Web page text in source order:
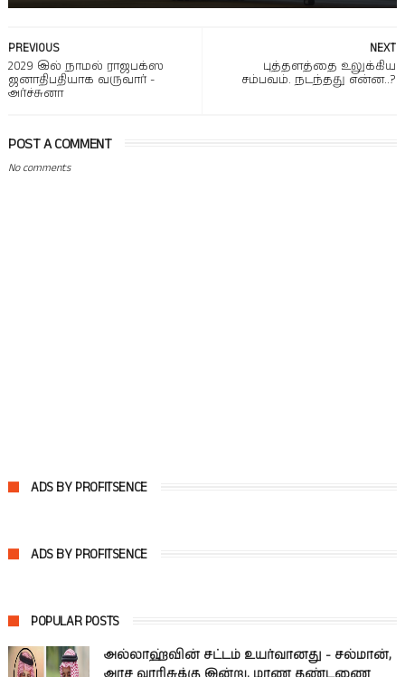
NEXT
புத்தளத்தை உலுக்கிய
சம்பவம். நடந்தது என்ன..?
PREVIOUS
2029 இல் நாமல் ராஜபக்ஸ
ஜனாதிபதியாக வருவார் -
அர்ச்சுனா
POST A COMMENT
No comments
ADS BY PROFITSENCE
ADS BY PROFITSENCE
POPULAR POSTS
அல்லாஹ்வின் சட்டம் உயர்வானது - சல்மான்,